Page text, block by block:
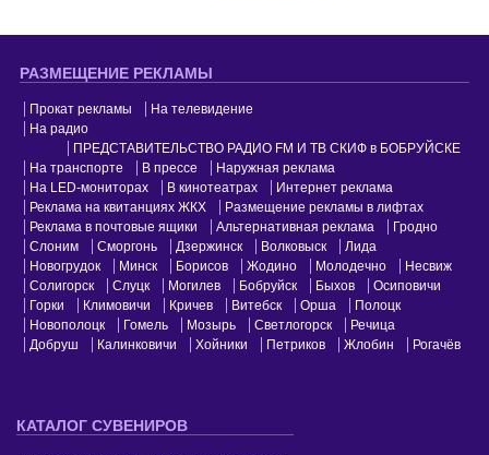
РАЗМЕЩЕНИЕ РЕКЛАМЫ
Прокат рекламы
На телевидение
На радио
ПРЕДСТАВИТЕЛЬСТВО РАДИО FM И ТВ СКИФ в БОБРУЙСКЕ
На транспорте
В прессе
Наружная реклама
На LED-мониторах
В кинотеатрах
Интернет реклама
Реклама на квитанциях ЖКХ
Размещение рекламы в лифтах
Реклама в почтовые ящики
Альтернативная реклама
Гродно
Слоним
Сморгонь Дзержинск Волковыск
Лида
Новогрудок
Минск Борисов Жодино Молодечно
Несвиж
Солигорск
Слуцк Могилев Бобруйск Быхов
Осиповичи
Горки
Климовичи Кричев Витебск Орша
Полоцк
Новополоцк
Гомель Мозырь Светлогорск
Речица
Добруш
Калинковичи Хойники Петриков Жлобин Рогачёв
КАТАЛОГ СУВЕНИРОВ